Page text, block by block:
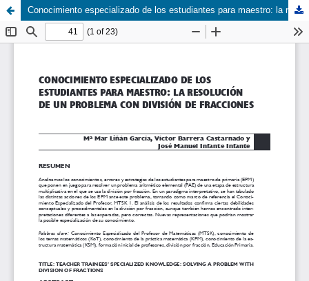
Conocimiento especializado de los estudiantes para maestro: la resolución de un problema con división de fracciones